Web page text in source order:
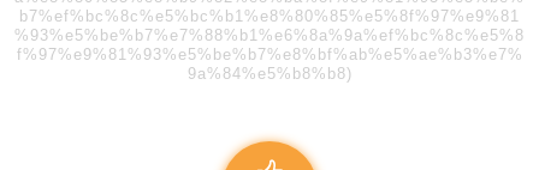
b7%ef%bc%8c%e5%bc%b1%e8%80%85%e5%8f%97%e9%81
%93%e5%be%b7%e7%88%b1%e6%8a%9a%ef%bc%8c%e5%8
f%97%e9%81%93%e5%be%b7%e8%bf%ab%e5%ae%b3%e7%
9a%84%e5%b8%b8)